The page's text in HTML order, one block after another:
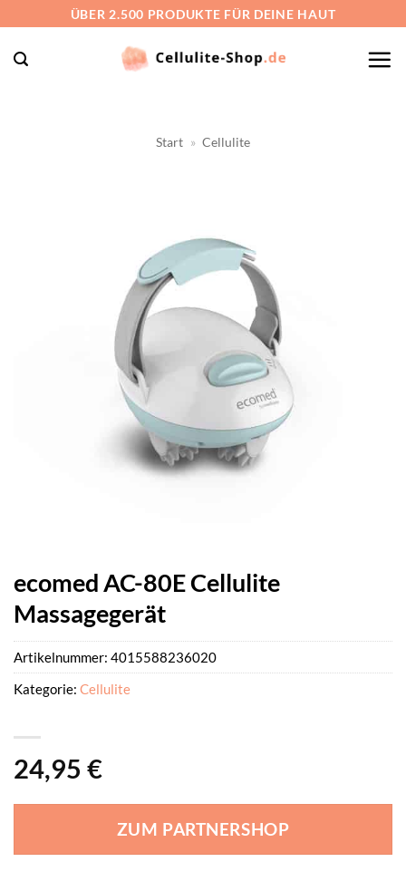
springen
ÜBER 2.500 PRODUKTE FÜR DEINE HAUT
Start » Cellulite
ecomed AC-80E Cellulite
Massagegerät
24,95 €
ZUM PARTNERSHOP
Artikelnummer: 4015588236020
Kategorie: Cellulite